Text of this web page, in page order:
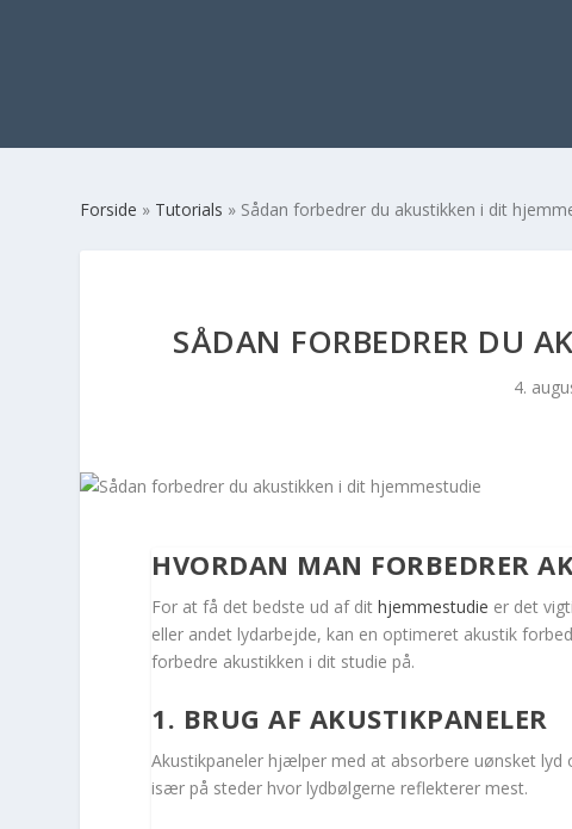
Forside » Tutorials » Sådan forbedrer du akustikken i dit
SÅDAN FORBEDRER DU
4.
HVORDAN MAN FORBEDRER
For at få det bedste ud af dithjemmestudie er det
eller andet lydarbejde, kan en optimeret akustik
forbedre akustikken i dit studie på.
1. BRUG AF AKUSTIKPANELER
Akustikpaneler hjælper med at absorbere uønsket
især på steder hvor lydbølgerne reflekterer mest.